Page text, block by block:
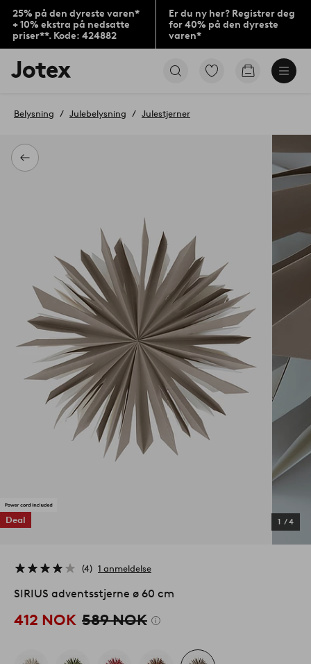
25% på den dyreste varen*
+ 10% ekstra på nedsatte
priser**. Kode: 424882
Er du ny her? Registrer deg
for 40% på den dyreste
varen*
Jotex’
logo
til
Gå
Gå
Tilbake
Belysning Julebelysning Julestjerner
Deal 1 /4
4 1 anmeldelse
SIRIUS adventsstjerne ø 60 cm
412 NOK 589 NOK